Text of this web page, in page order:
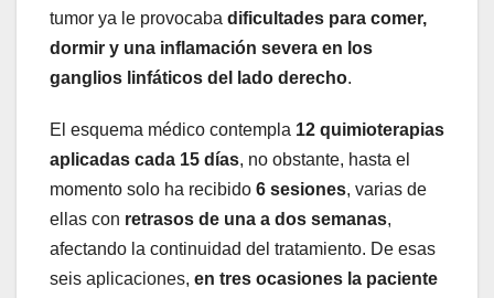
tumor ya le provocaba dificultades para comer,
dormir y una inflamación severa en los
ganglios linfáticos del lado derecho.
El esquema médico contempla 12 quimioterapias
aplicadas cada 15 días, no obstante, hasta el
momento solo ha recibido 6 sesiones, varias de
ellas con retrasos de una a dos semanas,
afectando la continuidad del tratamiento. De esas
seis aplicaciones, en tres ocasiones la paciente